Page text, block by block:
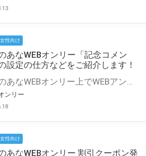
女性向け
あなWEBオンリー「記念コメン
設定の仕方などをご紹介します！
とらのあなWEBオンリー上でWEBアンソロジーが作成できる「記念コメント」について、その使い方や作成手順を解説します！ 支援タイプを「サークル参加型」「サークル参加型・マルシェ(イベント会場)機能付き」でお申し込みいただいている主催者様はぜひご活用ください♪ とらのあなWEBオンリーサイトはこちら
ンリー
女性向け
あなWEBオンリー 割引クーポン発